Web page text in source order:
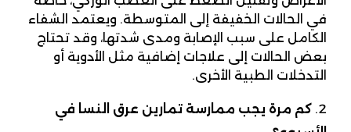
في الحالات الخفيفة إلى المتوسطة. ويعتمد الشفاء
الكامل على سبب الإصابة ومدى شدتها، وقد تحتاج
بعض الحالات إلى علاجات إضافية مثل الأدوية أو
التدخلات الطبية الأخرى.
كم مرة يجب ممارسة تمارين عرق النسا في